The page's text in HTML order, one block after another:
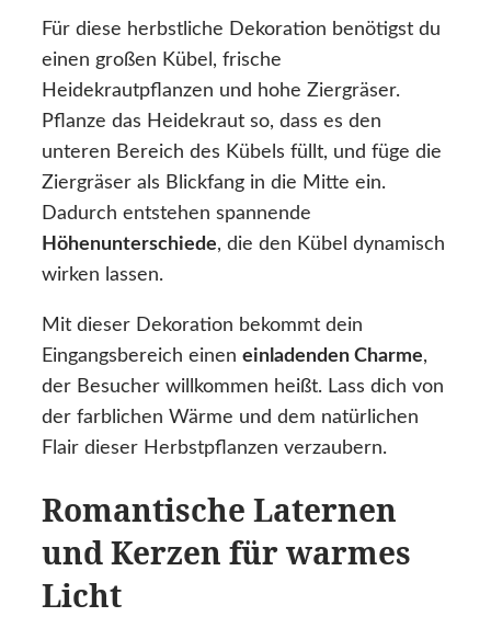
Für diese herbstliche Dekoration benötigst du
einen großen Kübel, frische
Heidekrautpflanzen und hohe Ziergräser.
Pflanze das Heidekraut so, dass es den
unteren Bereich des Kübels füllt, und füge die
Ziergräser als Blickfang in die Mitte ein.
Dadurch entstehen spannende
Höhenunterschiede, die den Kübel dynamisch
wirken lassen.
Mit dieser Dekoration bekommt dein
Eingangsbereich einen einladenden Charme,
der Besucher willkommen heißt. Lass dich von
der farblichen Wärme und dem natürlichen
Flair dieser Herbstpflanzen verzaubern.
Romantische Laternen
und Kerzen für warmes
Licht